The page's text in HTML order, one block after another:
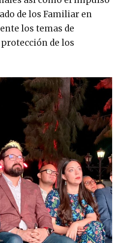
de los Familiar en
los temas de
de los